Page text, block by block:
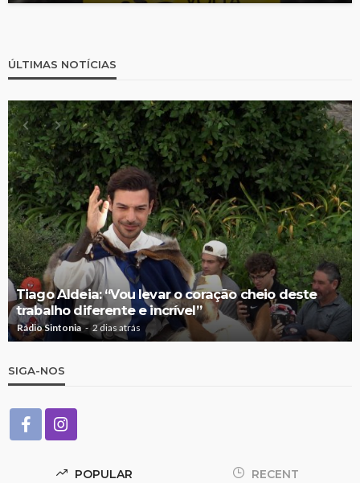
ÚLTIMAS NOTÍCIAS
Tiago Aldeia: “Vou levar o coração cheio deste
trabalho diferente e incrível”
Rádio Sintonia 2 dias atrás
SIGA-NOS
POPULAR RECENT